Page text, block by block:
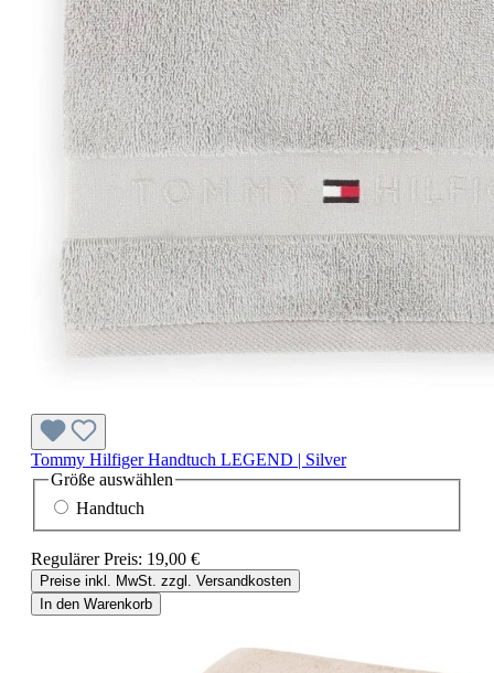
Tommy Hilfiger Handtuch LEGEND | Silver
Größe auswählen
Handtuch
Regulärer Preis: 19,00 €
Preise inkl. MwSt. zzgl. Versandkosten
In den Warenkorb